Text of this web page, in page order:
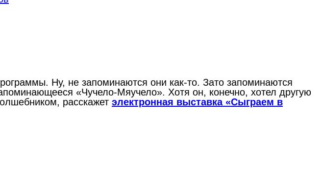
Ну, не запоминаются они как-то. Зато запоминаются
«Чучело-Мяучело». Хотя он, конечно, хотел другую
расскажет электронная выставка «Сыграем в